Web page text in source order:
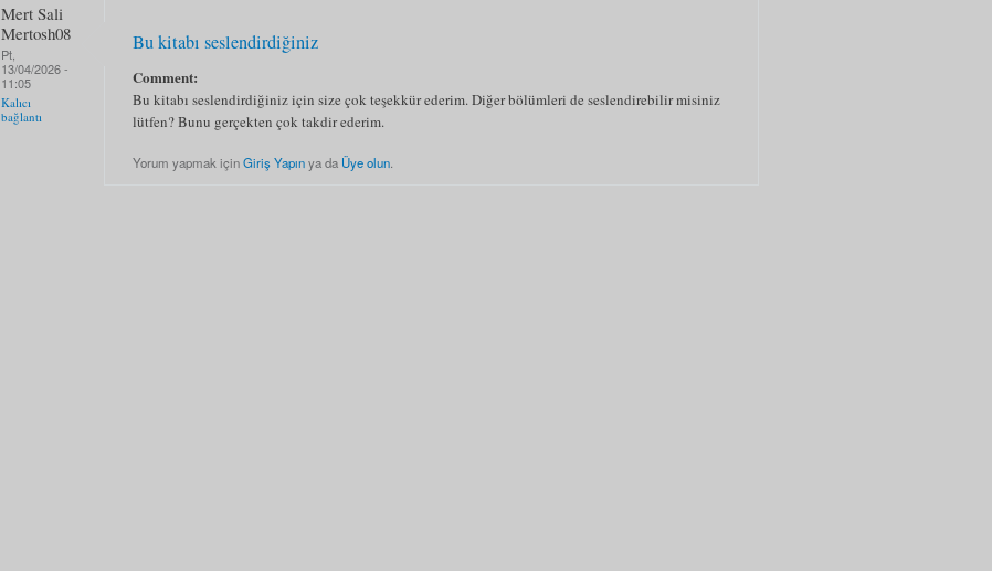
Mert Sali
Mertosh08
Pt,
13/04/2026 -
11:05
Kalıcı
bağlantı
Bu kitabı seslendirdiğiniz
Comment:
Bu kitabı seslendirdiğiniz için size çok teşekkür ederim. Diğer bölümleri de seslendirebilir misiniz
lütfen? Bunu gerçekten çok takdir ederim.
Yorum yapmak içinGiriş Yapınya da Üye olun